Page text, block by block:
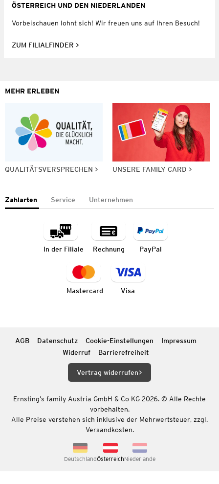
ÖSTERREICH UND DEN NIEDERLANDEN
Vorbeischauen lohnt sich! Wir freuen uns auf Ihren Besuch!
ZUM FILIALFINDER
MEHR ERLEBEN
QUALITÄTSVERSPRECHEN UNSERE FAMILY CARD
Zahlarten Service Unternehmen
In der Filiale Rechnung PayPal
Mastercard Visa
AGB Datenschutz Cookie-Einstellungen
Impressum
Widerruf
Barrierefreiheit
Vertrag widerrufen
Ernsting’s family Austria GmbH & Co KG 2026. © Alle Rechte
vorbehalten.
Alle Preise verstehen sich inklusive der Mehrwertsteuer, zzgl.
Versandkosten.
DeutschlandÖsterreichNiederlande